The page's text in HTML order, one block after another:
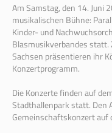
Am Samstag, den 14. Juni
musikalischen Bühne:
Kinder- und
Blasmusikverbandes statt.
Sachsen präsentieren ihr
Konzertprogramm.
Die Konzerte finden auf
Stadthallenpark statt. Den
Gemeinschaftskonzert auf